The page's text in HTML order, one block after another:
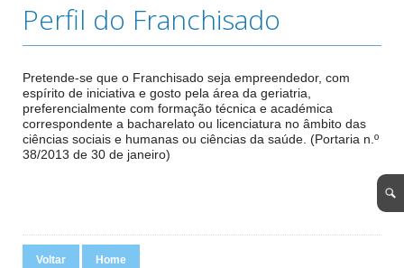
Perfil do Franchisado
Pretende-se que o Franchisado seja empreendedor, com
espírito de iniciativa e gosto pela área da geriatria,
preferencialmente com formação técnica e académica
correspondente a bacharelato ou licenciatura no âmbito das
ciências sociais e humanas ou ciências da saúde. (Portaria n.º
38/2013 de 30 de janeiro)
Voltar Home